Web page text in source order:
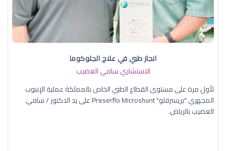
انجاز طبي في علاج الجلوكوما
الاستشاري سامي العضيب
لأول مرة على مستوى القطاع الطبي الخاص بالمملكة عملية الإنبوب
المجهري "بريسرفلو" Preserflo Microshunt على يد الدكتور / سامي
العضيب بالرياض.